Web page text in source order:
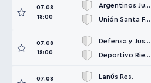
07.08
18:00
Argentinos Juniors Res.
Unión Santa Fe Res.
07.08
18:00
Defensa y Justicia Res.
Deportivo Riestra Res.
07.08
Lanús Res.